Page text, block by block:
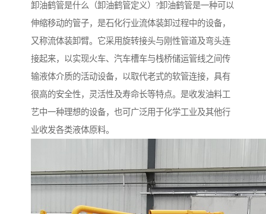
卸油鹤管是什么（卸油鹤管定义）?卸油鹤管是一种可以
伸缩移动的管子，是石化行业流体装卸过程中的设备，
又称流体装卸臂。它采用旋转接头与刚性管道及弯头连
接起来，以实现火车、汽车槽车与栈桥储运管线之间传
输液体介质的活动设备，以取代老式的软管连接，具有
很高的安全性，灵活性及寿命长等特点。是收发油料工
艺中一种理想的设备，也可广泛用于化学工业及其他行
业收发各类液体原料。